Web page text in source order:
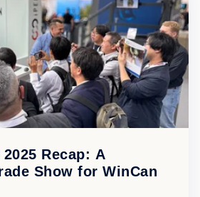
2025 Recap: A
Show for WinCan